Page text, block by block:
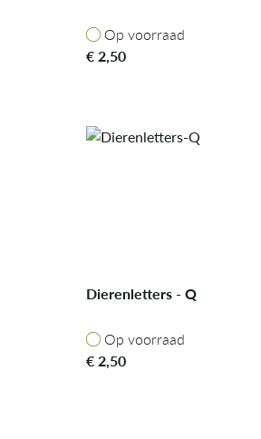
Op voorraad
Op voorraad
€2,50
Dierenletters - Q
Op voorraad
Op voorraad
€2,50